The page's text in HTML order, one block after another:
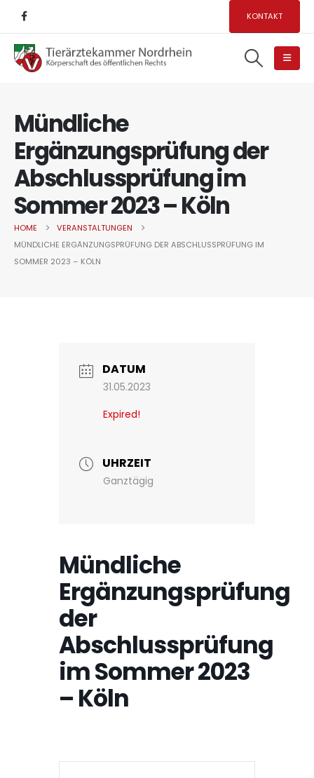
KONTAKT
Mündliche
Ergänzungsprüfung der
Abschlussprüfung im
Sommer 2023 – Köln
HOME
VERANSTALTUNGEN
MÜNDLICHE ERGÄNZUNGSPRÜFUNG DER ABSCHLUSSPRÜFUNG IM
SOMMER 2023 – KÖLN
DATUM
31.05.2023
Expired!
UHRZEIT
Ganztägig
Mündliche
Ergänzungsprüfung
der
Abschlussprüfung
im Sommer 2023
– Köln